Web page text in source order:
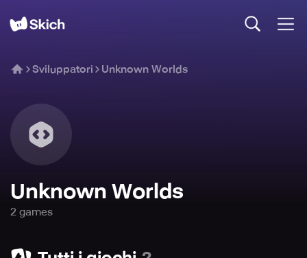
Sviluppatori Unknown Worlds
Unknown Worlds
2 games